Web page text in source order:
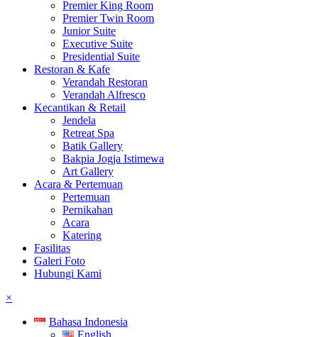
Premier King Room
Premier Twin Room
Junior Suite
Executive Suite
Presidential Suite
Restoran & Kafe
Verandah Restoran
Verandah Alfresco
Kecantikan & Retail
Jendela
Retreat Spa
Batik Gallery
Bakpia Jogja Istimewa
Art Gallery
Acara & Pertemuan
Pertemuan
Pernikahan
Acara
Katering
Fasilitas
Galeri Foto
Hubungi Kami
×
Bahasa Indonesia
English